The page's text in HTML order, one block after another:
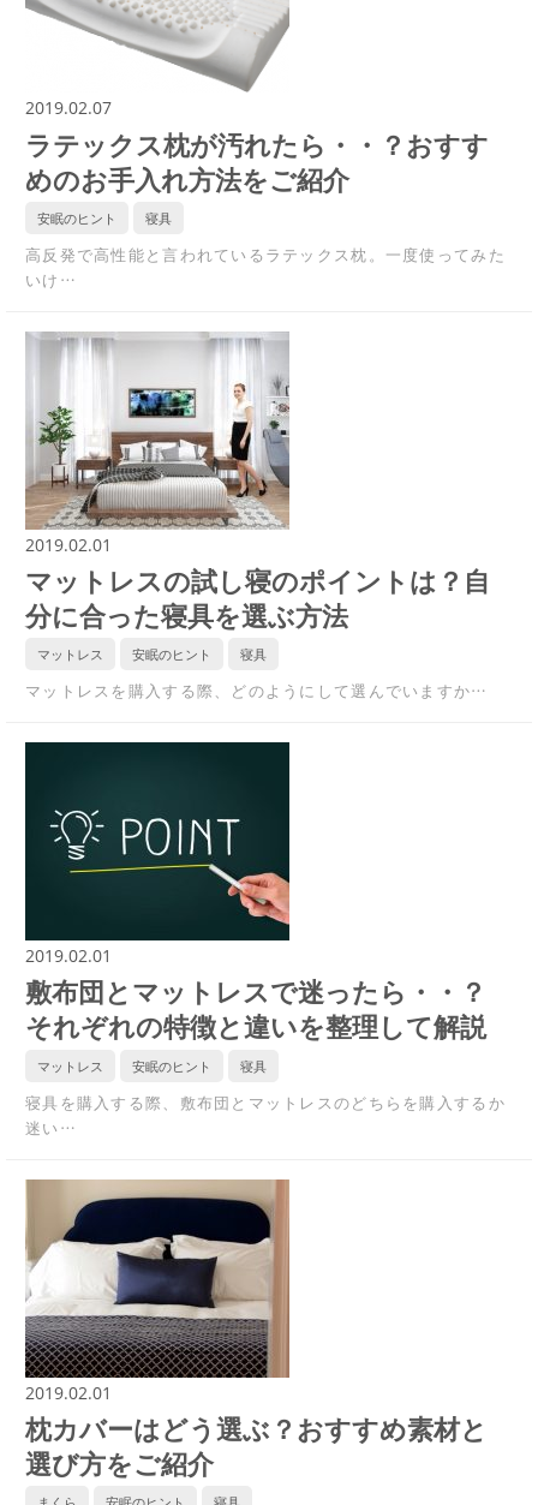
2019.02.07
ラテックス枕が汚れたら・・？おすす
めのお手入れ方法をご紹介
安眠のヒント 寝具
高反発で高性能と言われているラテックス枕。一度使ってみた
いけ…
2019.02.01
マットレスの試し寝のポイントは？自
分に合った寝具を選ぶ方法
マットレス 安眠のヒント 寝具
マットレスを購入する際、どのようにして選んでいますか…
2019.02.01
敷布団とマットレスで迷ったら・・？
それぞれの特徴と違いを整理して解説
マットレス 安眠のヒント 寝具
寝具を購入する際、敷布団とマットレスのどちらを購入するか
迷い…
2019.02.01
枕カバーはどう選ぶ？おすすめ素材と
選び方をご紹介